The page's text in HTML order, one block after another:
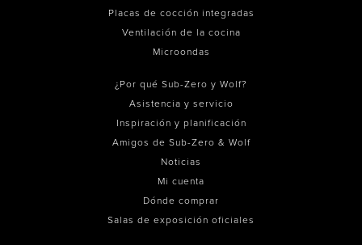
Placas de cocción integradas
Ventilación de la cocina
Microondas
¿Por qué Sub-Zero y Wolf?
Asistencia y servicio
Inspiración y planificación
Amigos de Sub-Zero & Wolf
Noticias
Mi cuenta
Dónde comprar
Salas de exposición oficiales